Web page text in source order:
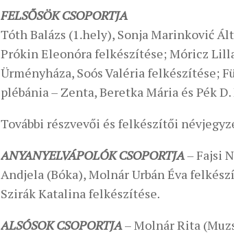
FELSŐSÖK CSOPORTJA
Tóth Balázs (1.hely), Sonja Marinković
Prókin Eleonóra felkészítése; Móricz
Ürményháza, Soós Valéria felkészítése;
plébánia – Zenta, Beretka Mária és Pék
További részvevői és felkészítői
ANYANYELVÁPOLÓK CSOPORTJA– Fajsi
Andjela (Bóka), Molnár Urbán Éva
Szirák Katalina felkészítése.
ALSÓSOK CSOPORTJA– Molnár Rita